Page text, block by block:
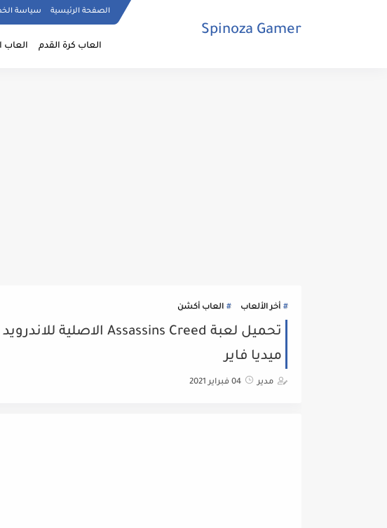
الصفحة الرئيسية سياسة
Spinoza Gamer
العاب كرة القدم العاب
أخر الألعاب العاب أكشن
ميديا فاير
مدير 04 فبراير 2021